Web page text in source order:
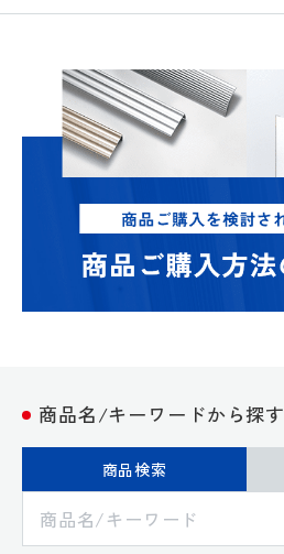
商品名/キーワードから探す
商品検索